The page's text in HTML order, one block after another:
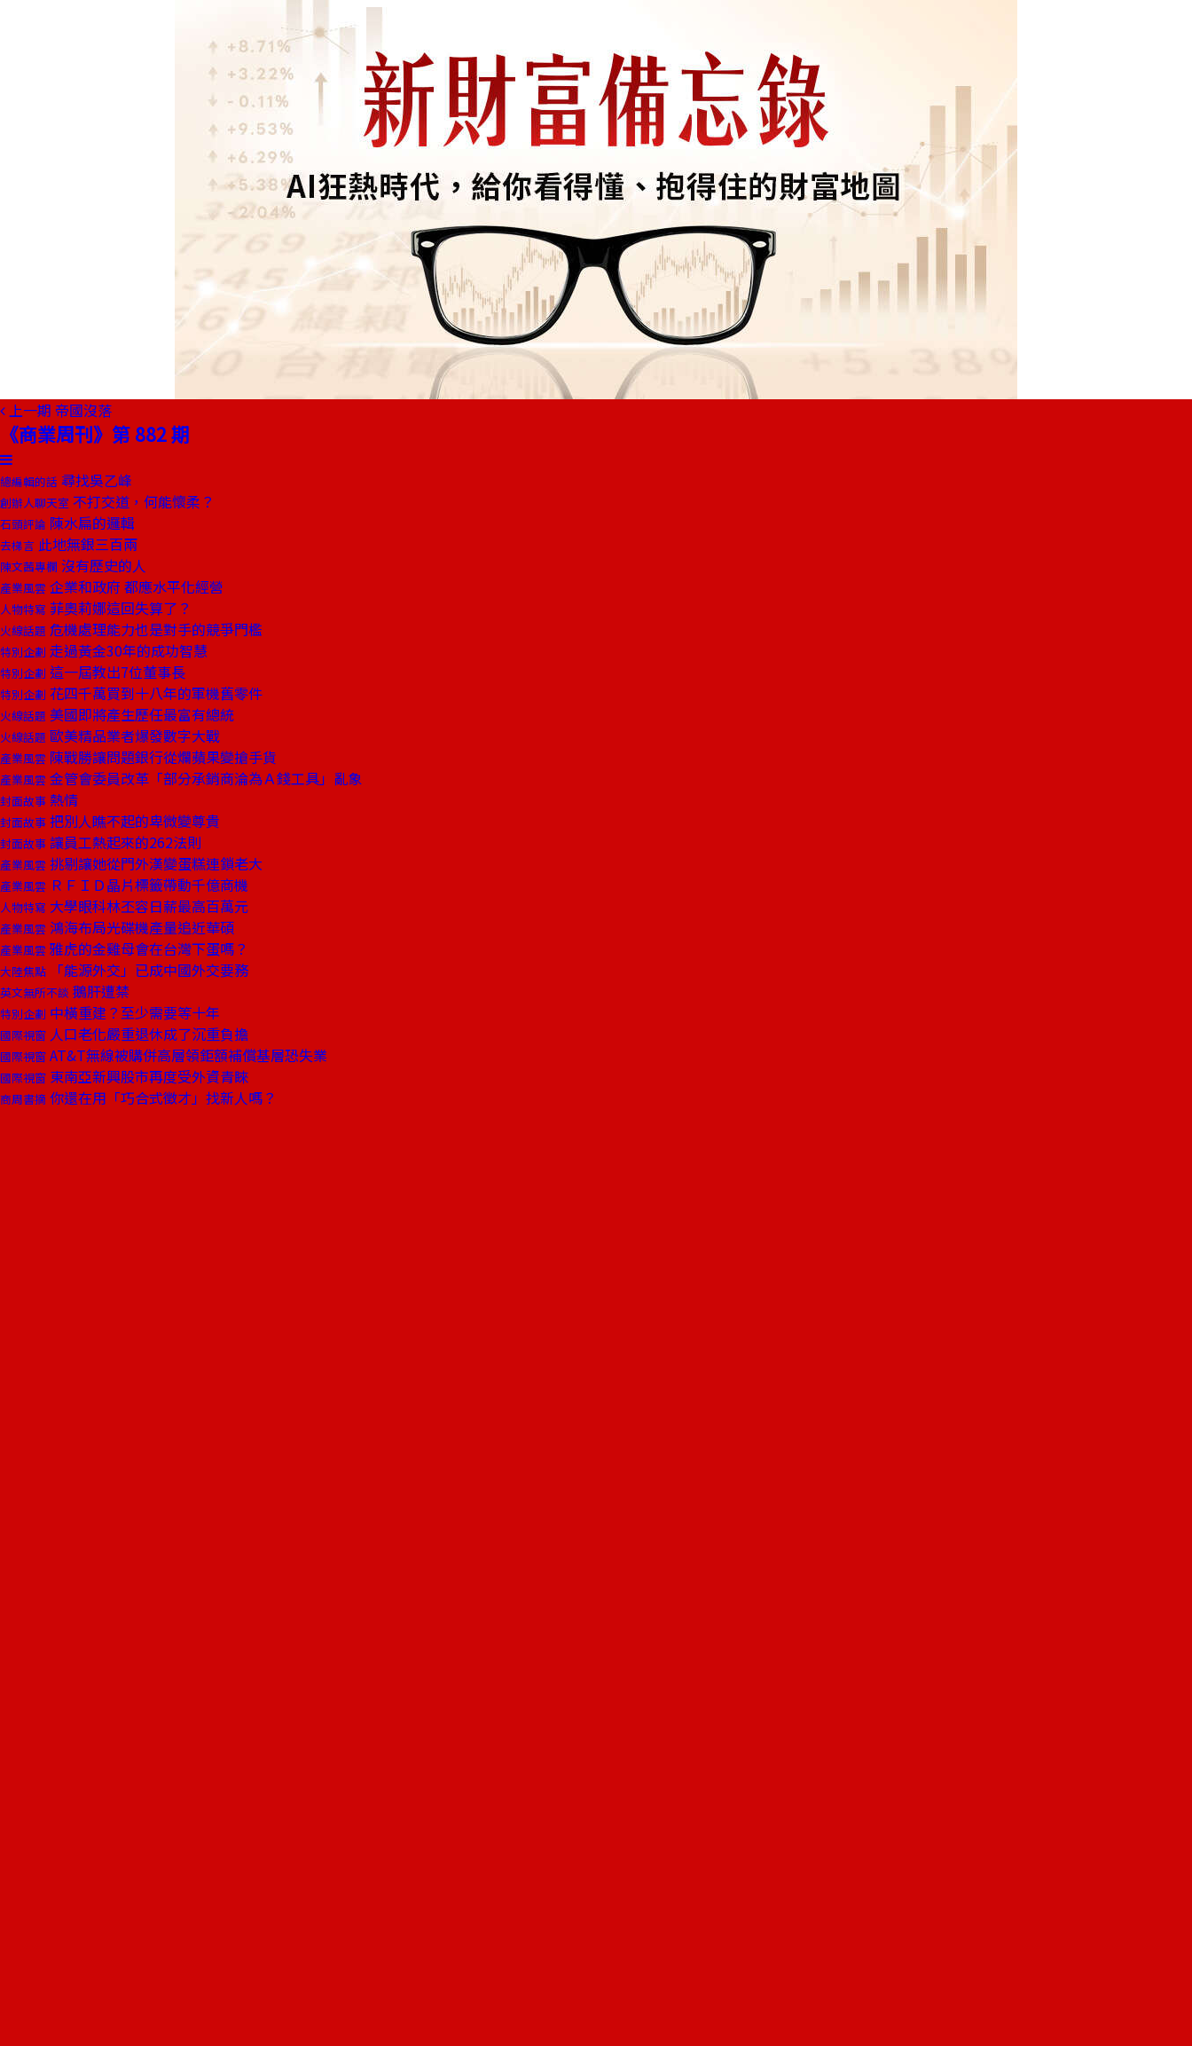
上一期 帝國沒落
《商業周刊》第 882 期
總編輯的話 尋找吳乙峰
創辦人聊天室 不打交道，何能懷柔？
石頭評論 陳水扁的邏輯
去梯言 此地無銀三百兩
陳文茜專欄 沒有歷史的人
產業風雲 企業和政府 都應水平化經營
人物特寫 菲奧莉娜這回失算了？
火線話題 危機處理能力也是對手的競爭門檻
特別企劃 走過黃金30年的成功智慧
特別企劃 這一屆教出7位董事長
特別企劃 花四千萬買到十八年的軍機舊零件
火線話題 美國即將產生歷任最富有總統
火線話題 歐美精品業者爆發數字大戰
產業風雲 陳戰勝讓問題銀行從爛蘋果變搶手貨
產業風雲 金管會委員改革「部分承銷商淪為Ａ錢工具」亂象
封面故事 熱情
封面故事 把別人瞧不起的卑微變尊貴
封面故事 讓員工熱起來的262法則
產業風雲 挑剔讓她從門外漢變蛋糕連鎖老大
產業風雲 ＲＦＩＤ晶片標籤帶動千億商機
人物特寫 大學眼科林丕容日薪最高百萬元
產業風雲 鴻海布局光碟機產量追近華碩
產業風雲 雅虎的金雞母會在台灣下蛋嗎？
大陸焦點 「能源外交」已成中國外交要務
英文無所不談 鵝肝遭禁
特別企劃 中橫重建？至少需要等十年
國際視窗 人口老化嚴重退休成了沉重負擔
國際視窗 AT&T無線被購併高層領鉅額補償基層恐失業
國際視窗 東南亞新興股市再度受外資青睞
商周書摘 你還在用「巧合式徵才」找新人嗎？